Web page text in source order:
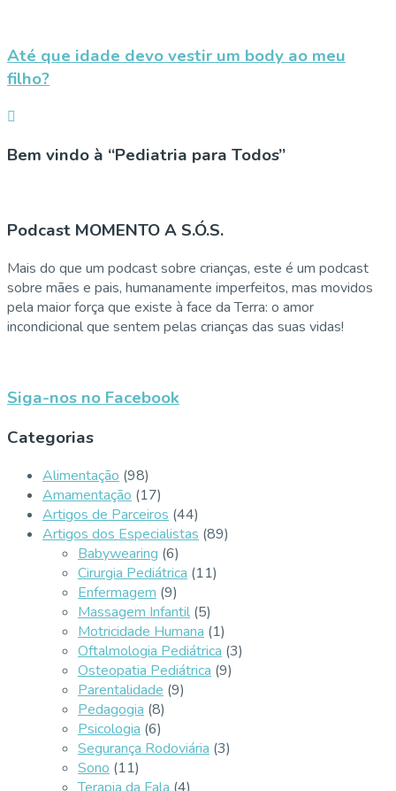
Até que idade devo vestir um body ao meu
filho?
Bem vindo à “Pediatria para Todos”
Podcast MOMENTO A S.Ó.S.
Mais do que um podcast sobre crianças, este é um podcast
sobre mães e pais, humanamente imperfeitos, mas movidos
pela maior força que existe à face da Terra: o amor
incondicional que sentem pelas crianças das suas vidas!
Siga-nos no Facebook
Categorias
Alimentação (98)
Amamentação (17)
Artigos de Parceiros (44)
Artigos dos Especialistas (89)
Babywearing (6)
Cirurgia Pediátrica (11)
Enfermagem (9)
Massagem Infantil (5)
Motricidade Humana (1)
Oftalmologia Pediátrica (3)
Osteopatia Pediátrica (9)
Parentalidade (9)
Pedagogia (8)
Psicologia (6)
Segurança Rodoviária (3)
Sono (11)